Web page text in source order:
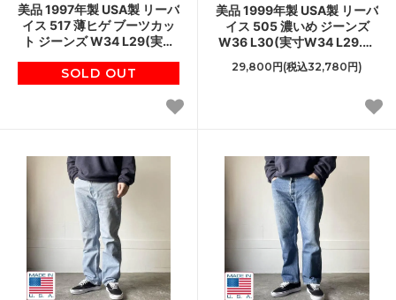
美品 1997年製 USA製 リーバ
イス 517 薄ヒゲ ブーツカッ
ト ジーンズ W34 L29(実寸
ビンテージ D153
SOLD OUT
美品 1999年製 USA製 リーバ
イス 505 濃いめ ジーンズ
W36 L30(実寸W34 L29.5)
インディゴ 90s アメリカ製
ビンテージ D153
29,800円(税込32,780円)